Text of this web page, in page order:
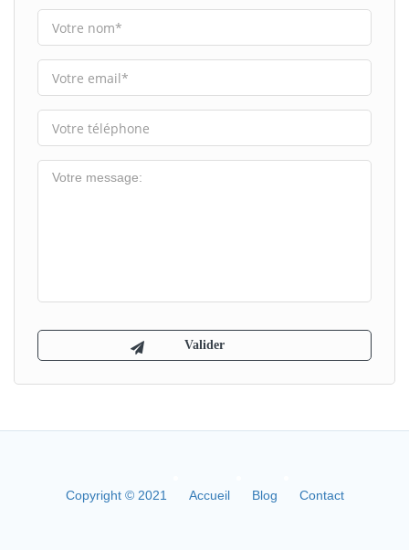
Copyright © 2021 Accueil Blog Contact